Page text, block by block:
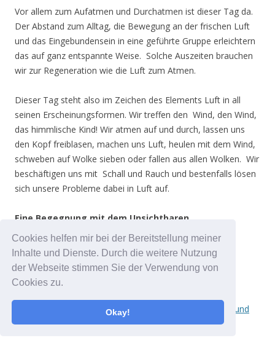
Cookies helfen mir bei der Bereitstellung meiner
Inhalte und Dienste. Durch die weitere Nutzung
der Webseite stimmen Sie der Verwendung von
Cookies zu.
Okay!
Vor allem zum Aufatmen und Durchatmen ist dieser Tag da.
Der Abstand zum Alltag, die Bewegung an der frischen Luft
und das Eingebundensein in eine geführte Gruppe erleichtern
das auf ganz entspannte Weise. Solche Auszeiten brauchen
wir zur Regeneration wie die Luft zum Atmen.
Dieser Tag steht also im Zeichen des Elements Luft in all
seinen Erscheinungsformen. Wir treffen den Wind, den Wind,
das himmlische Kind! Wir atmen auf und durch, lassen uns
den Kopf freiblasen, machen uns Luft, heulen mit dem Wind,
schweben auf Wolke sieben oder fallen aus allen Wolken. Wir
beschäftigen uns mit Schall und Rauch und bestenfalls lösen
sich unsere Probleme dabei in Luft auf.
Eine Begegnung mit dem Unsichtbaren.
Maximal 15 Teilnehmer
Familienpreise auf Anfrage
Wer wir sind und was wir machen, findet ihr unter
Blatt und
Feder